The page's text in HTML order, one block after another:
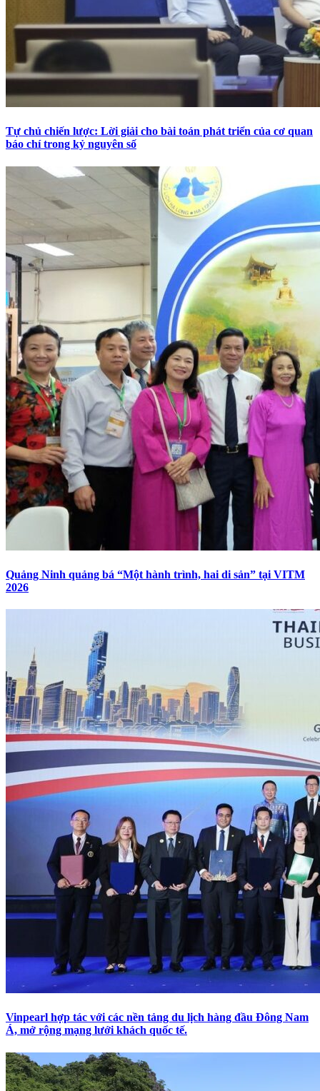
Tự chủ chiến lược: Lời giải cho bài toán phát triển của cơ quan
báo chí trong kỷ nguyên số
Quảng Ninh quảng bá “Một hành trình, hai di sản” tại VITM
2026
Vinpearl hợp tác với các nền tảng du lịch hàng đầu Đông Nam
Á, mở rộng mạng lưới khách quốc tế.